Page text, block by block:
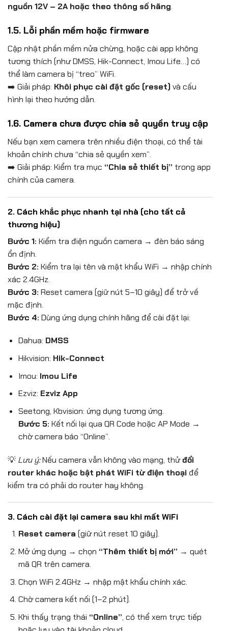
nguồn 12V – 2A hoặc theo thông số hãng.
1.5. Lỗi phần mềm hoặc firmware
Cập nhật phần mềm nửa chừng, hoặc cài app không
tương thích (như DMSS, Hik-Connect, Imou Life…) có
thể làm camera bị “treo” WiFi.
➡️ Giải pháp: Khôi phục cài đặt gốc (reset)và cấu
hình lại theo hướng dẫn.
1.6. Camera chưa được chia sẻ quyền truy cập
Nếu bạn xem camera trên nhiều điện thoại, có thể tài
khoản chính chưa “chia sẻ quyền xem”.
➡️ Giải pháp: Kiểm tra mục “Chia sẻ thiết bị” trong app
chính của camera.
2. Cách khắc phục nhanh tại nhà (cho tất cả
thương hiệu)
Bước 1: Kiểm tra điện nguồn camera → đèn báo sáng
ổn định.
Bước 2: Kiểm tra lại tên và mật khẩu WiFi → nhập chính
xác 2.4GHz.
Bước 3: Reset camera (giữ nút 5–10 giây) để trở về
mặc định.
Bước 4: Dùng ứng dụng chính hãng để cài đặt lại:
Dahua: DMSS
Hikvision: Hik-Connect
Imou: Imou Life
Ezviz: Ezviz App
Seetong, Kbvision: ứng dụng tương ứng.
Bước 5: Kết nối lại qua QR Code hoặc AP Mode →
chờ camera báo “Online”.
💡 Lưu ý:Nếu camera vẫn không vào mạng, thửđổi
router khác hoặc bật phát WiFi từ điện thoại để
kiểm tra có phải do router hay không.
3. Cách cài đặt lại camera sau khi mất WiFi
Reset camera (giữ nút reset 10 giây).
Mở ứng dụng → chọn “Thêm thiết bị mới” → quét
mã QR trên camera.
Chọn WiFi 2.4GHz → nhập mật khẩu chính xác.
Chờ camera kết nối (1–2 phút).
Khi thấy trạng thái “Online”, có thể xem trực tiếp